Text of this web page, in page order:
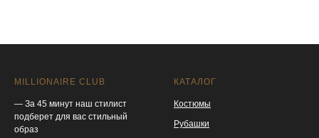
MILLIONAIRE CLUB
— За 45 минут наш стилист
подберет для вас стильный
образ
КАТАЛОГ
Костюмы
Рубашки